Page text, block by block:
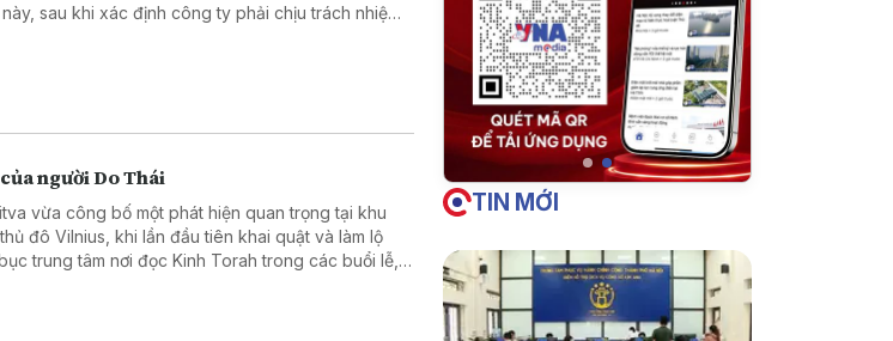
sau khi xác định công ty phải chịu trách nhiệm
người Do Thái
vừa công bố một phát hiện quan trọng tại khu
đô Vilnius, khi lần đầu tiên khai quật và làm lộ
trung tâm nơi đọc Kinh Torah trong các buổi lễ,
TIN MỚI